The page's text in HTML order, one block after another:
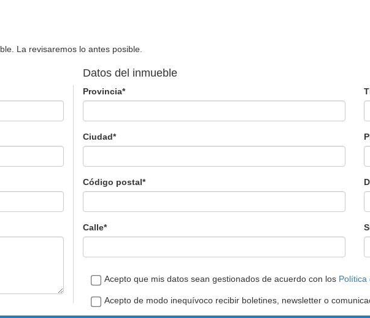
La revisaremos lo antes posible.
Datos del inmueble
Provincia*
Ciudad*
Código postal*
Calle*
Acepto que mis datos sean gestionados de acuerdo con los Política
Acepto de modo inequívoco recibir boletines, newsletter o